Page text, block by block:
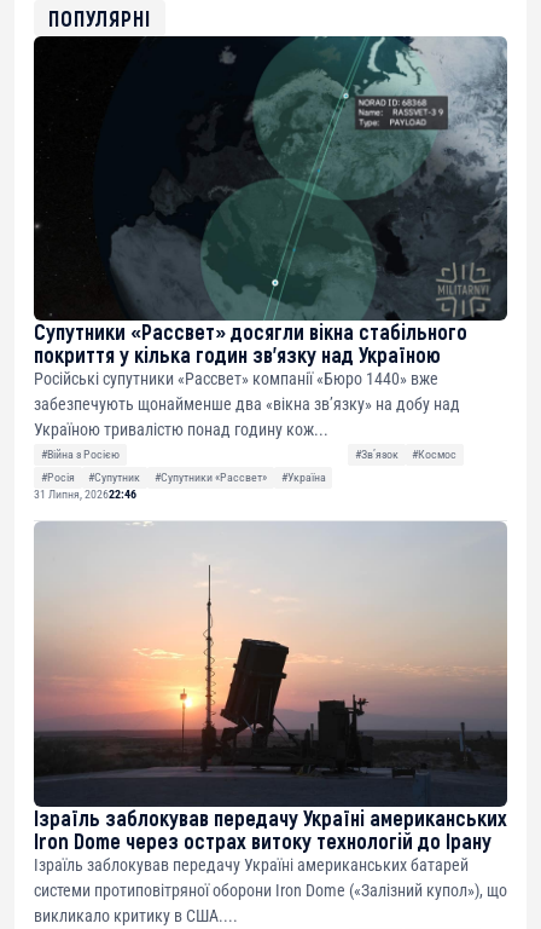
0xfD02863D3289416fcF50975c9DFda13623f97758
ПОПУЛЯРНІ
Супутники «Рассвет» досягли вікна стабільного
покриття у кілька годин зв’язку над Україною
Російські супутники «Рассвет» компанії «Бюро 1440» вже
забезпечують щонайменше два «вікна зв’язку» на добу над
Україною тривалістю понад годину кож...
#Війна з Росією #Звʼязок
#Космос
#Росія
#Супутник #Супутники «Рассвет»
#Україна
31 Липня, 202622:46
Ізраїль заблокував передачу Україні американських
Iron Dome через острах витоку технологій до Ірану
Ізраїль заблокував передачу Україні американських батарей
системи протиповітряної оборони Iron Dome («Залізний купол»), що
викликало критику в США....